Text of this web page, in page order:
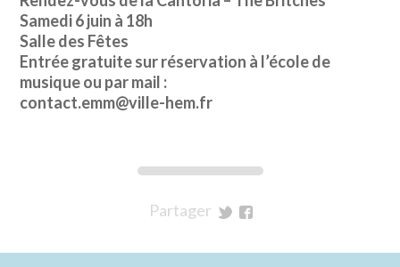
Samedi 6 juin à 18h
Salle des Fêtes
Entrée gratuite sur réservation à l’école de
musique ou par mail :
contact.emm@ville-hem.fr
Partager
Twitter
Facebook